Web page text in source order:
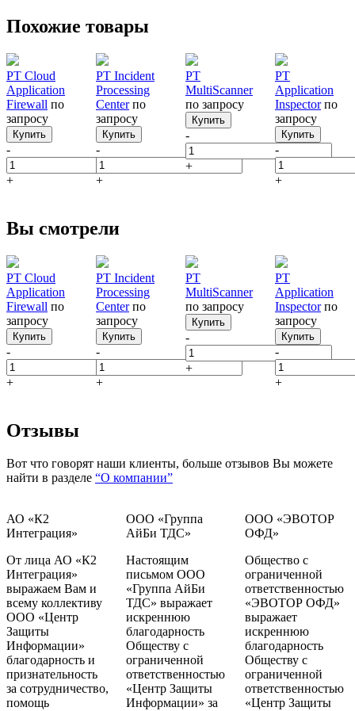
Похожие товары
PT Cloud
Application
Firewall по
запросу
Купить
-
+
PT Incident
Processing
Center по
запросу
Купить
-
+
PT
MultiScanner
по запросу
Купить
-
+
PT
Application
Inspector по
запросу
Купить
-
+
Вы смотрели
PT Cloud
Application
Firewall по
запросу
Купить
-
+
PT Incident
Processing
Center по
запросу
Купить
-
+
PT
MultiScanner
по запросу
Купить
-
+
PT
Application
Inspector по
запросу
Купить
-
+
Отзывы
Вот что говорят наши клиенты, больше отзывов Вы можете
найти в разделе “О компании”
АО «К2
Интеграция»
От лица АО «К2
Интеграция»
выражаем Вам и
всему коллективу
ООО «Центр
Защиты
Информации»
благодарность и
признательность
за сотрудничество,
помощь
ООО «Группа
АйБи ТДС»
Настоящим
письмом ООО
«Группа АйБи
ТДС» выражает
искреннюю
благодарность
Обществу с
ограниченной
ответственностью
«Центр Защиты
Информации» за
ООО «ЭВОТОР
ОФД»
Общество с
ограниченной
ответственностью
«ЭВОТОР ОФД»
выражает
искреннюю
благодарность
Обществу с
ограниченной
ответственностью
«Центр Защиты